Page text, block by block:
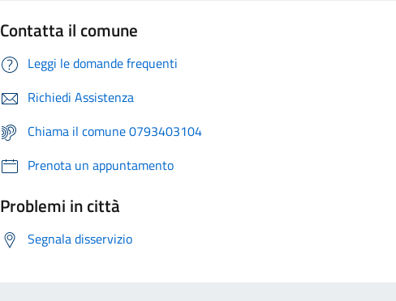
Contatta il comune
Leggi le domande frequenti
Richiedi Assistenza
Chiama il comune 0793403104
Prenota un appuntamento
Problemi in città
Segnala disservizio